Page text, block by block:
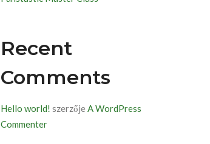
Recent
Comments
Hello world! szerzője A WordPress
Commenter